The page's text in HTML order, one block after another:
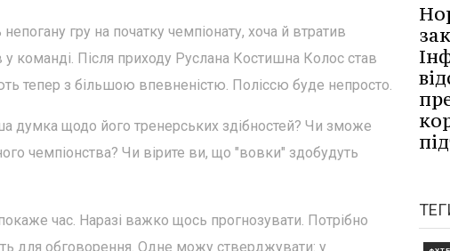
гру на початку чемпіонату, хоча й втратив
команді. Після приходу Руслана Костишна Колос став
тепер з більшою впевненістю. Поліссю буде непросто.
думка щодо його тренерських здібностей? Чи зможе
чемпіонства? Чи вірите ви, що "вовки" здобудуть
час. Наразі важко щось прогнозувати. Потрібно
для обговорення. Одне можу стверджувати: у